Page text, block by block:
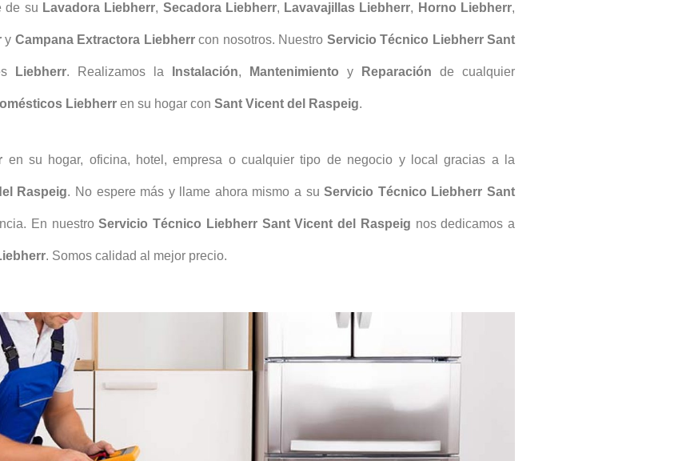
de su Lavadora Liebherr, Secadora Liebherr, Lavavajillas Liebherr, Horno Liebherr,
y Campana Extractora Liebherrcon nosotros. Nuestro Servicio Técnico Liebherr Sant
Liebherr. Realizamos la Instalación, Mantenimiento y Reparación de cualquier
Liebherr en su hogar con Sant Vicent del Raspeig.
en su hogar, oficina, hotel, empresa o cualquier tipo de negocio y local gracias a la
Raspeig. No espere más y llame ahora mismo a suServicio Técnico Liebherr Sant
En nuestroServicio Técnico Liebherr Sant Vicent del Raspeig nos dedicamos a
. Somos calidad al mejor precio.